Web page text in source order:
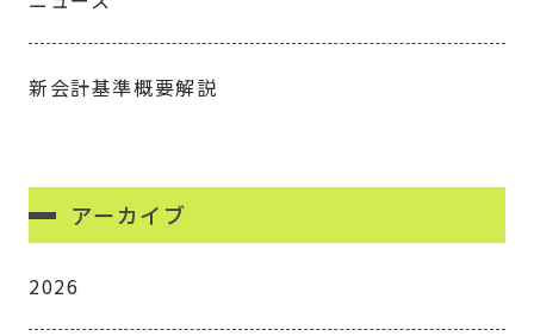
新会計基準概要解説
アーカイブ
2026